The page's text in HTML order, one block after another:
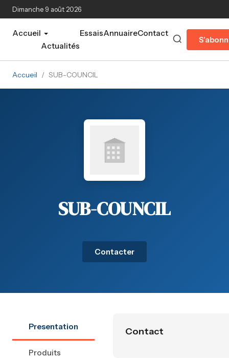
Aller au contenu principal
Dimanche 9 août 2026
Accueil
Actualités
EssaisAnnuaireContact
Accueil / SUB-COUNCIL
SUB-COUNCIL
Contacter
Presentation
Produits
Contact